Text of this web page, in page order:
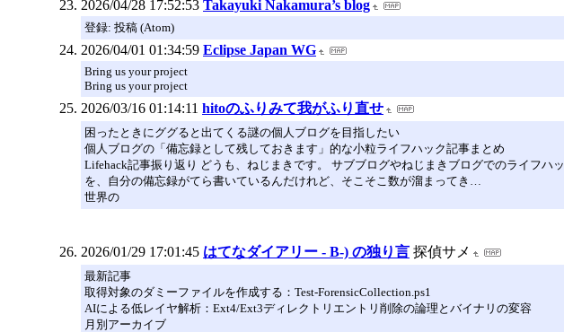
2026/04/28 17:52:53 Takayuki Nakamura’s blog
登録: 投稿 (Atom)
2026/04/01 01:34:59 Eclipse Japan WG
Bring us your project
Bring us your project
2026/03/16 01:14:11 hitoのふりみて我がふり直せ
困ったときにググると出てくる謎の個人ブログを目指したい
個人ブログの「備忘録として残しておきます」的な小粒ライフハック記事まとめ
Lifehack記事振り返り どうも、ねじまきです。 サブブログやねじまきブログでのライフ
を、自分の備忘録がてら書いているんだけれど、そこそこ数が溜まってき…
世界の
2026/01/29 17:01:45 はてなダイアリー - B-) の独り言 探偵サメ
最新記事
取得対象のダミーファイルを作成する：Test-ForensicCollection.ps1
AIによる低レイヤ解析：Ext4/Ext3ディレクトリエントリ削除の論理とバイナリの変容
月別アーカイブ